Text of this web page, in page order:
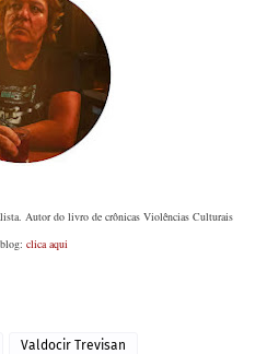
Autor do livro de crônicas Violências Culturais
clica aqui
Valdocir Trevisan